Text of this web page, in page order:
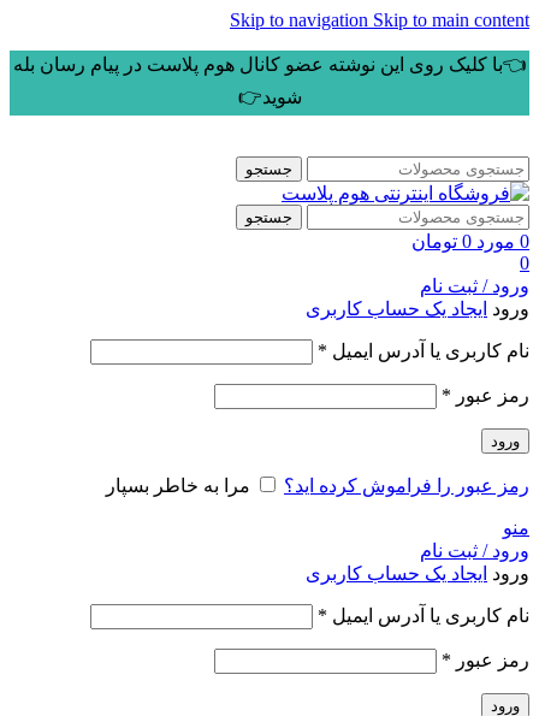
Skip to navigation Skip to main content
👈با کلیک روی این نوشته عضو کانال هوم پلاست در پیام رسان بله
شوید👉
جستجو
جستجو
0 مورد 0 تومان
0
ورود / ثبت نام
ورود ایجاد یک حساب کاربری
نام کاربری یا آدرس ایمیل *
رمز عبور *
ورود
رمز عبور را فراموش کرده اید؟ مرا به خاطر بسپار
منو
ورود / ثبت نام
ورود ایجاد یک حساب کاربری
نام کاربری یا آدرس ایمیل *
رمز عبور *
ورود